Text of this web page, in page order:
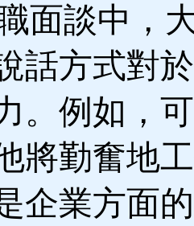
面談中，
話方式對
。例如，
將勤奮地
企業方面